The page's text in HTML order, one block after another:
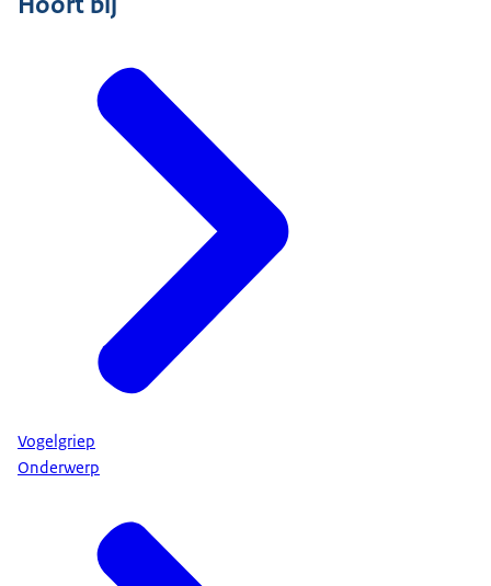
Vogelgriep
Onderwerp